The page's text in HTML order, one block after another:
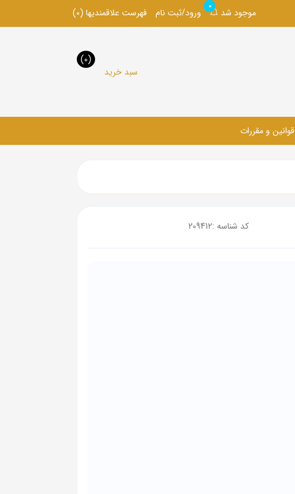
موجود شد
0
ورود/ثبت نام فهرست علاقمندیها (0)
سبد خرید
(0)
قوانین و مقررات
کد شناسه :209412